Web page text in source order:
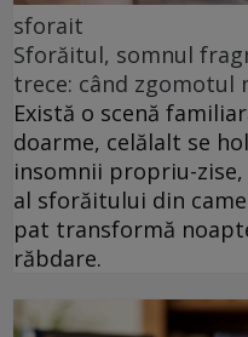
sforait
Sforăitul, somnul
trece: când zgomotul
Există o scenă
doarme, celălalt se
insomnii propriu-
al sforăitului din
pat transformă
răbdare.